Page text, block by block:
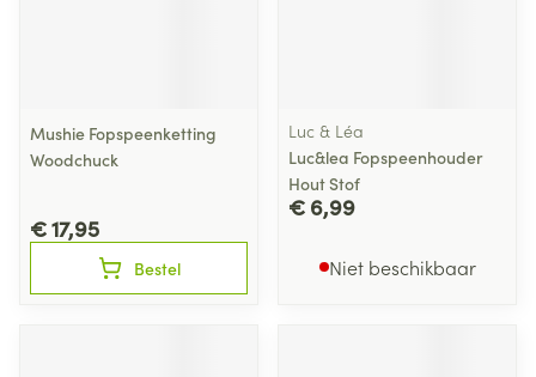
Mushie Fopspeenketting
Woodchuck
€ 17,95
Bestel
Luc & Léa
Luc&lea Fopspeenhouder
Hout Stof
€ 6,99
Niet beschikbaar